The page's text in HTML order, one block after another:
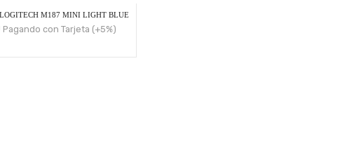
M187 MINI LIGHT BLUE
Pagando con Tarjeta (+5%)